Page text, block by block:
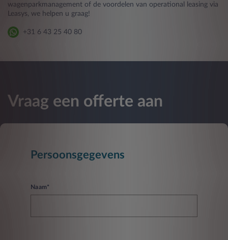
wagenparkmanagement of de voordelen van operational leasing via
Leasys, we helpen u graag!
+31 6 43 25 40 80
Vraag een offerte aan
Persoonsgegevens
Naam*